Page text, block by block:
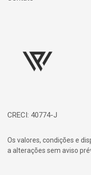
CRECI: 40774-J
Os valores, condições e
a alterações sem aviso